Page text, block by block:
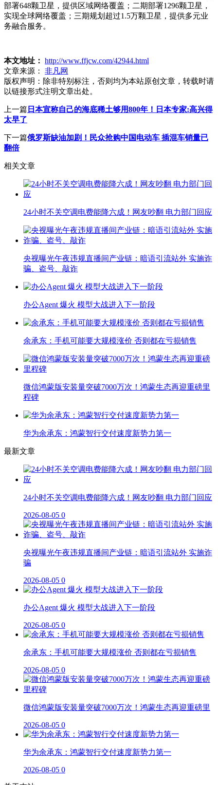
部署648颗卫星，提供区域网络覆盖；二期部署1296颗卫星，
实现全球网络覆盖；三期规划超过1.5万颗卫星，提供多元业
务融合服务。
本文地址： http://www.ffjcw.com/42944.html
文章来源：
非凡网
版权声明： 除非特别标注，否则均为本站原创文章，转载时请
以链接形式注明文章出处。
上一篇 日本宣称自己的海底稀土够用800年！日本专家:高兴得
太早了
下一篇俄罗斯缺油加剧！民众抢购中国电动车 插混车销量已
翻倍
相关文章
24小时不关空调电费能降六成！网友吵翻 电力部门回应
央视曝光午夜违规直播间产业链：暗语引流站外 实施诈
骗、盗号、敲诈
办公Agent 爆火 模型大战进入下一阶段
余承东：手机可能要大规模涨价 否则都在亏损销售
微信鸿蒙版安装量突破7000万次！鸿蒙生态再迎重磅里
程碑
华为余承东：鸿蒙智行交付速度新势力第一
最新文章
24小时不关空调电费能降六成！网友吵翻 电力部门回应
2026-08-05 0
央视曝光午夜违规直播间产业链：暗语引流站外 实施诈
骗
2026-08-05 0
办公Agent 爆火 模型大战进入下一阶段
2026-08-05 0
余承东：手机可能要大规模涨价 否则都在亏损销售
2026-08-05 0
微信鸿蒙版安装量突破7000万次！鸿蒙生态再迎重磅里
2026-08-05 0
华为余承东：鸿蒙智行交付速度新势力第一
2026-08-05 0